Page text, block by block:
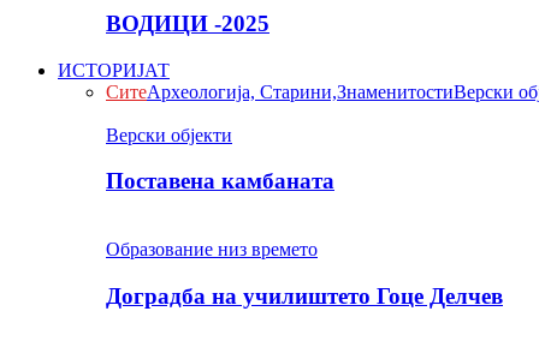
ВОДИЦИ -2025
ИСТОРИЈАТ
СитеАрхеологија, Старини,ЗнаменитостиВерски
Верски објекти
Поставена камбаната
Образование низ времето
Доградба на училиштето Гоце Делчев